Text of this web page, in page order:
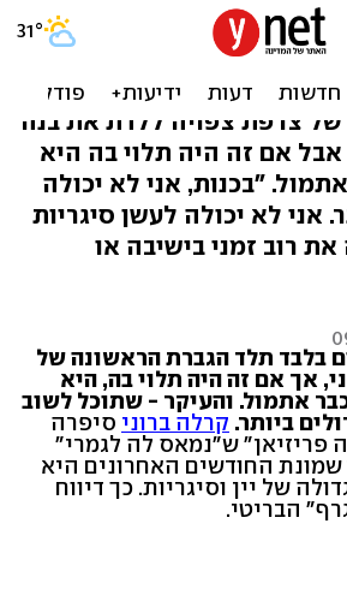
"נמאס מההריון,
סיגריה"
צרפת צפויה ללדת את בנה
אבל אם זה היה תלוי בה היא
"בכנות, אני לא יכולה
אני לא יכולה לעשן סיגריות
רוב זמני בישיבה או
בלבד תלד הגברת הראשונה של
אך אם זה היה תלוי בה, היא
אתמול. והעיקר - שתוכל לשוב
ביותר. קרלה ברוני סיפרה
פריזיאן" ש"נמאס לה לגמרי"
החודשים האחרונים היא
של יין וסיגריות. כך דיווח
הבריטי.